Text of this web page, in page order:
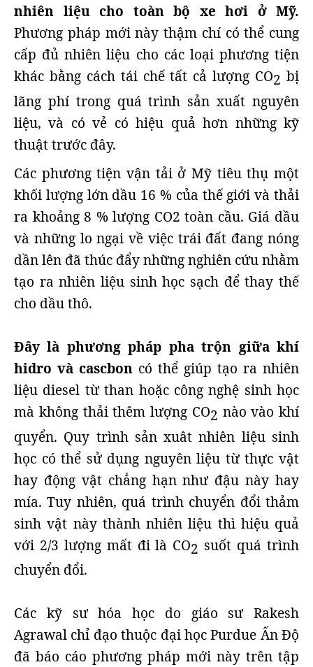
nhiên liệu cho toàn bộ xe hơi ở Mỹ.
Phương pháp mới này thậm chí có thể cung
cấp đủ nhiên liệu cho các loại phương tiện
khác bằng cách tái chế tất cả lượng CO2 bị
lãng phí trong quá trình sản xuất nguyên
liệu, và có vẻ có hiệu quả hơn những kỹ
thuật trước đây.
Các phương tiện vận tải ở Mỹ tiêu thụ một
khối lượng lớn dầu 16 % của thế giới và thải
ra khoảng 8 % lượng CO2 toàn cầu. Giá dầu
và những lo ngại về việc trái đất đang nóng
dần lên đã thúc đẩy những nghiên cứu nhằm
tạo ra nhiên liệu sinh học sạch để thay thế
cho dầu thô.
Đây là phương pháp pha trộn giữa khí
hidro và cascbon có thể giúp tạo ra nhiên
liệu diesel từ than hoặc công nghệ sinh học
mà không thải thêm lượng CO2 nào vào khí
quyển. Quy trình sản xuât nhiên liệu sinh
học có thể sử dụng nguyên liệu từ thực vật
hay động vật chẳng hạn như đậu này hay
mía. Tuy nhiên, quá trình chuyển đổi thảm
sinh vật này thành nhiên liệu thì hiệu quả
với 2/3 lượng mất đi là CO2 suốt quá trình
chuyển đổi.
Các kỹ sư hóa học do giáo sư Rakesh
Agrawal chỉ đạo thuộc đại học Purdue Ấn Độ
đã báo cáo phương pháp mới này trên tập